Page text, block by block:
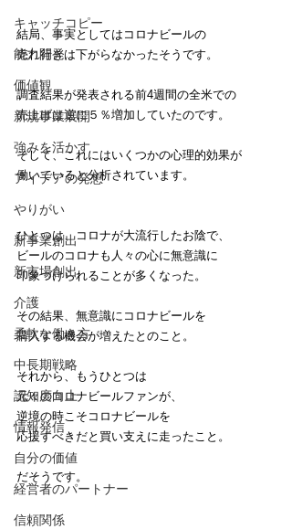
キャッチコピー
能力開発
価値観
新規事業展開
強みを活かす
アイデアの発想
やりがい
新事業創出
新市場創出
介護
柔軟な働き方
中長期戦略
認知度向上
情報発信
自分の価値
経営者のパートナー
信頼関係
結局、事実としてはコロナビールの
売れ行きは下がらなかったそうです。
調査結果が発表される前4週間の全米での
売上げは逆に５％増加していたのです。
そして、これにはいくつかの心理的効果が
働いていると分析されています。
ひとつは、コロナが大流行したお陰で、
ビールのコロナも人々の心に無意識に
印象づけられることが多くなった。
その結果、無意識にコロナビールを
購入する機会が増えたとのこと。
それから、もうひとつは
元々のコロナビールファンが、
逆境の時こそコロナビールを
応援すべきだと買い支えに走ったこと。
だそうです。